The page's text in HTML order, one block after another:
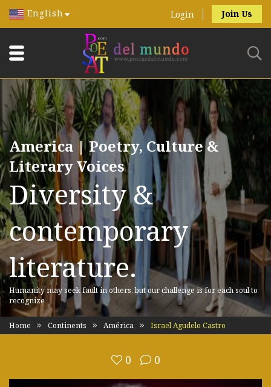
English Login Join Us
America | Poetry, Culture &
Literary Voices
Diversity &
contemporary
literature.
Humanity may seek fault in others, but our challenge is for each soul to
recognize
Home Continents América Israel Agudelo Castro
0 0